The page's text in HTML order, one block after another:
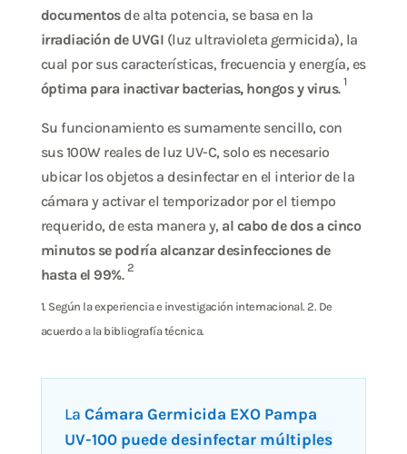
documentosde alta potencia, se basa en la
irradiación de UVGI (luz ultravioleta germicida), la
cual por sus características, frecuencia y energía, es
óptima para inactivar bacterias, hongos y virus. 1
Su funcionamiento es sumamente sencillo, con
sus 100W reales de luz UV-C, solo es necesario
ubicar los objetos a desinfectar en el interior de la
cámara y activar el temporizador por el tiempo
requerido, de esta manera y, al cabo de dos a cinco
minutos se podría alcanzar desinfecciones de
hasta el 99%. 2
1. Según la experiencia e investigación internacional. 2. De
acuerdo a la bibliografía técnica.
La Cámara Germicida EXO Pampa
UV-100 puede desinfectar múltiples